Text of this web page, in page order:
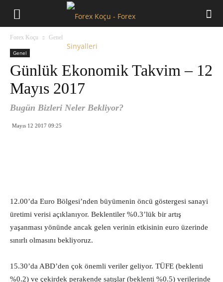
Forex Koçu Genel
Genel
Günlük Ekonomik Takvim – 12
Mayıs 2017
Bugün Bizleri Neler Bekliyor?
Mayıs 12 2017 09:25
12.00’da Euro Bölgesi’nden büyümenin öncü göstergesi sanayi
üretimi verisi açıklanıyor. Beklentiler %0.3’lük bir artış
yaşanması yönünde ancak gelen verinin etkisinin euro üzerinde
sınırlı olmasını bekliyoruz.
15.30’da ABD’den çok önemli veriler geliyor. TÜFE (beklenti
%0.2) ve çekirdek perakende satışlar (beklenti %0.5) verilerinde